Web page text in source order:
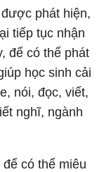
phát hiện,
tiếp tục nhận
để có thể phát
học sinh cải
nói, đọc, viết,
nghĩ, ngành
có thể miêu